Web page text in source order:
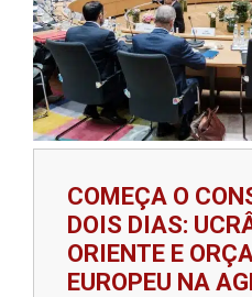
COMEÇA O
DOIS DIAS:
ORIENTE E
EUROPEU NA